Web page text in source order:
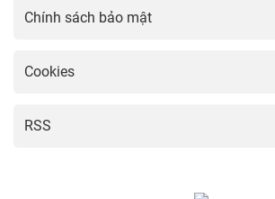
Chính sách bảo mật
Cookies
RSS